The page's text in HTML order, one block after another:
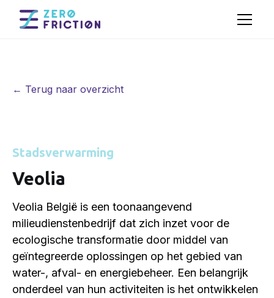
← Terug naar overzicht
Stadsverwarming
Veolia
Veolia België is een toonaangevend
milieudienstenbedrijf dat zich inzet voor de
ecologische transformatie door middel van
geïntegreerde oplossingen op het gebied van
water-, afval- en energiebeheer. Een belangrijk
onderdeel van hun activiteiten is het ontwikkelen